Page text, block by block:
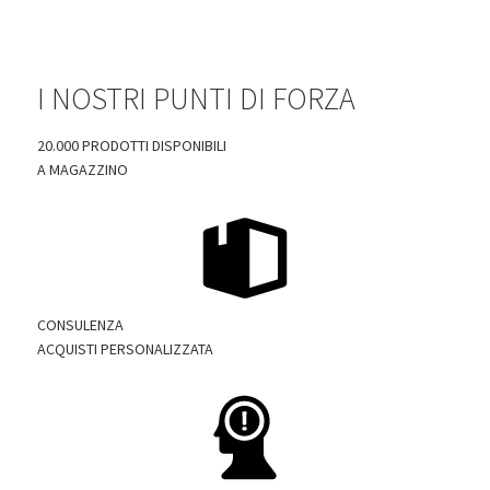
I NOSTRI PUNTI DI FORZA
20.000 PRODOTTI DISPONIBILI
A MAGAZZINO
CONSULENZA
ACQUISTI PERSONALIZZATA